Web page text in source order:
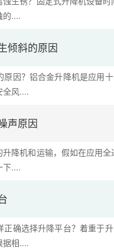
的....
倾斜的原因
因？铝合金升降机是应用
全风....
声原因
降机和运输，假如在应用
下....
确选择升降平台？着重于
据相....